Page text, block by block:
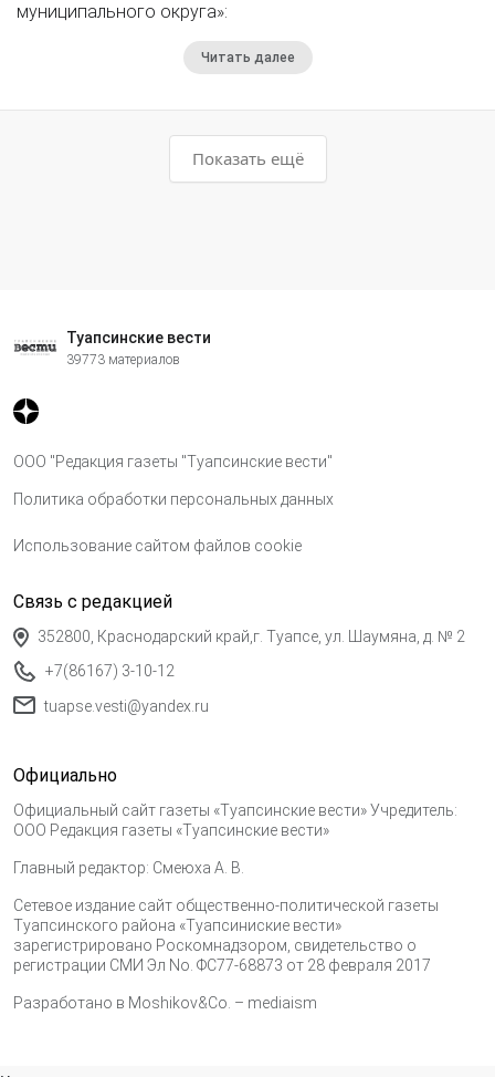
муниципального округа»:
Читать далее
Показать ещё
Туапсинские вести
39773 материалов
ООО "Редакция газеты "Туапсинские вести"
Политика обработки персональных данных
Использование сайтом файлов cookie
Связь с редакцией
352800, Краснодарский край,г. Туапсе, ул. Шаумяна, д. № 2
+7(86167) 3-10-12
tuapse.vesti@yandex.ru
Официально
Официальный сайт газеты «Туапсинские вести» Учредитель:
ООО Редакция газеты «Туапсинские вести»
Главный редактор: Смеюха А. В.
Сетевое издание сайт общественно-политической газеты
Туапсинского района «Туапсиниские вести»
зарегистрировано Роскомнадзором, свидетельство о
регистрации СМИ Эл No. ФС77-68873 от 28 февраля 2017
Разработано в Moshikov&Co. – mediaism